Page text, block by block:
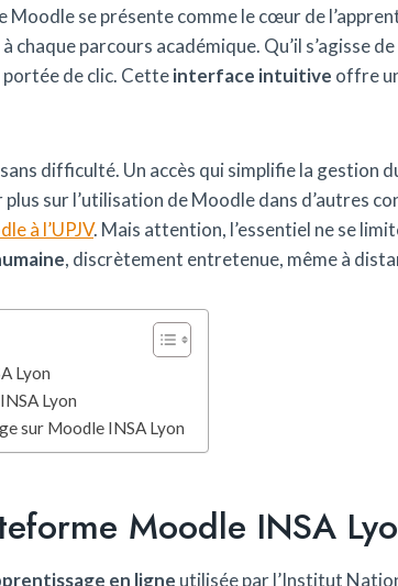
Moodle se présente comme le cœur de
chaque parcours académique. Qu’il s’agisse
de clic. Cetteinterface intuitive offre
difficulté. Un accès qui simplifie la gestion
sur l’utilisation de Moodle dans d’autres
à l’UPJV. Mais attention, l’essentiel ne se
, discrètement entretenue, même à
Lyon
Lyon
sur Moodle INSA Lyon
Moodle INSA
en ligne utilisée par l’Institut